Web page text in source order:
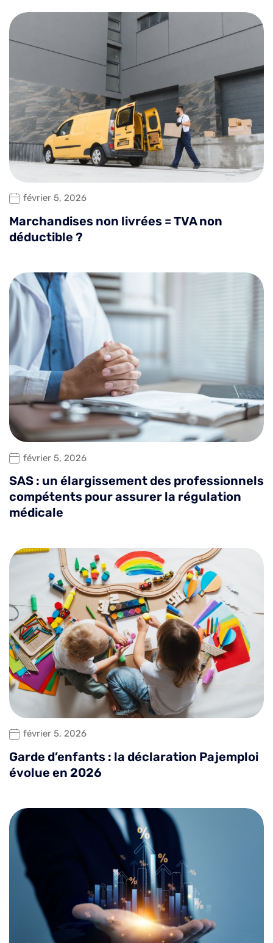
février 5, 2026
Marchandises non livrées = TVA non
déductible ?
février 5, 2026
SAS : un élargissement des professionnels
compétents pour assurer la régulation
médicale
février 5, 2026
Garde d’enfants : la déclaration Pajemploi
évolue en 2026